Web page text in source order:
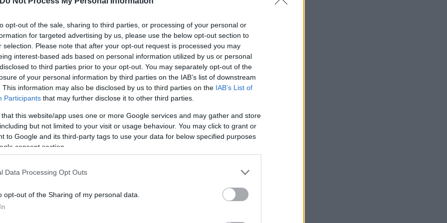
opt-out of the sale, sharing to third parties, or processing of your personal or
for targeted advertising by us, please use the below opt-out section to
selection. Please note that after your opt-out request is processed you may
interest-based ads based on personal information utilized by us or personal
to third parties prior to your opt-out. You may separately opt-out of the
of your personal information by third parties on the IAB’s list of downstream
This information may also be disclosed by us to third parties on the IAB’s List of
Participants that may further disclose it to other third parties.
that this website/app uses one or more Google services and may gather and store
but not limited to your visit or usage behaviour. You may click to grant or
to Google and its third-party tags to use your data for below specified purposes
consent section.
Data Processing Opt Outs
opt-out of the Sharing of my personal data.
πεθάνει και φροντίζει την έξι μηνών εγγονούλα της.
του Twitter έσπευσαν να ζητήσουν τα στοιχεία της
βοήθεια.